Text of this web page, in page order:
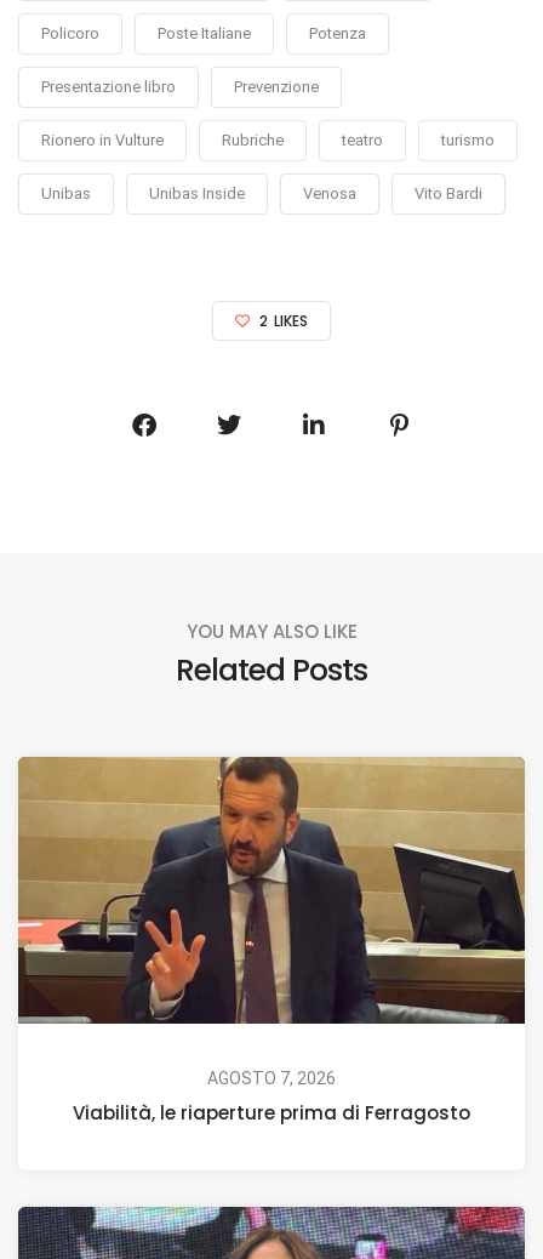
Policoro Poste Italiane Potenza
Presentazione libro Prevenzione
Rionero in Vulture Rubriche teatro turismo
Unibas Unibas Inside Venosa Vito Bardi
2 LIKES
YOU MAY ALSO LIKE
Related Posts
AGOSTO 7, 2026
Viabilità, le riaperture prima di Ferragosto